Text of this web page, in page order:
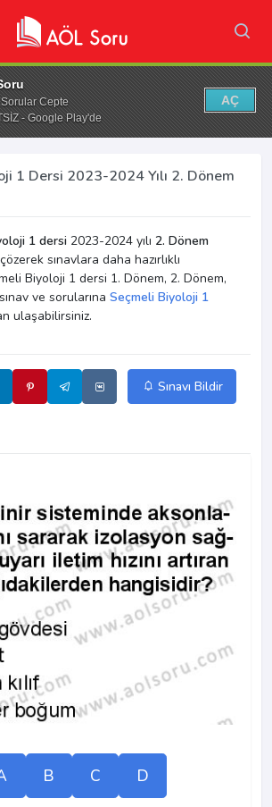
Sorular Cepte
- Google Play'de
AÇ
1 Dersi 2023-2024 Yılı 2. Dönem
1 dersi 2023-2024 yılı 2. Dönem
sınavlara daha hazırlıklı
Biyoloji 1 dersi 1. Dönem, 2. Dönem,
ve sorularına Seçmeli Biyoloji 1
ulaşabilirsiniz.
Sınavı Bildir
B C D